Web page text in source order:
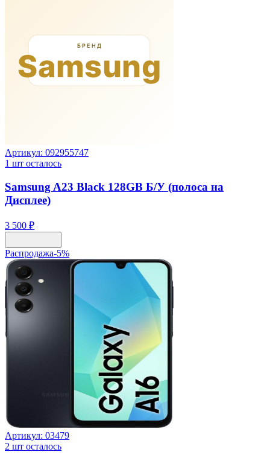
Артикул: 092955747
1 шт осталось
Samsung A23 Black 128GB Б/У (полоса на
Дисплее)
3 500 ₽
Распродажа-5%
Артикул: 03479
2 шт осталось